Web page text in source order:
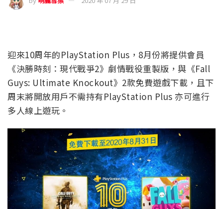
迎來10周年的PlayStation Plus，8月份將提供會員
《決勝時刻：現代戰爭2》劇情戰役重製版，與《Fall
Guys: Ultimate Knockout》2款免費遊戲下載，且下
周末將開放用戶不需持有PlayStation Plus 亦可進行
多人線上遊玩。